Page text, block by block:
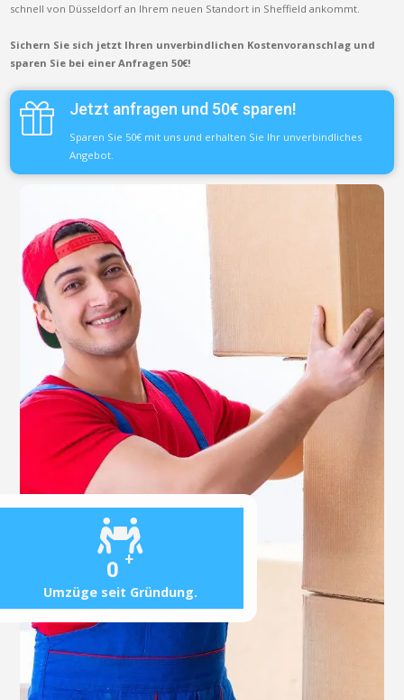
0 +
Umzüge seit Gründung.
schnell von Düsseldorf an Ihrem neuen Standort in Sheffield ankommt.
Sichern Sie sich jetzt Ihren unverbindlichen Kostenvoranschlag und
sparen Sie bei einer Anfragen 50€!
Jetzt anfragen und 50€ sparen!
Sparen Sie 50€ mit uns und erhalten Sie Ihr unverbindliches
Angebot.